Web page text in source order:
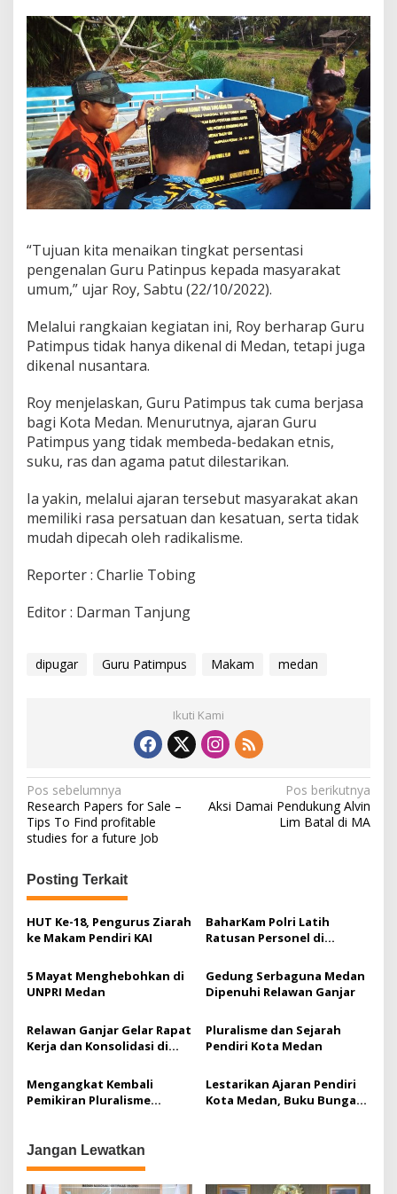
“Tujuan kita menaikan tingkat persentasi
pengenalan Guru Patinpus kepada masyarakat
umum,” ujar Roy, Sabtu (22/10/2022).
Melalui rangkaian kegiatan ini, Roy berharap Guru
Patimpus tidak hanya dikenal di Medan, tetapi juga
dikenal nusantara.
Roy menjelaskan, Guru Patimpus tak cuma berjasa
bagi Kota Medan. Menurutnya, ajaran Guru
Patimpus yang tidak membeda-bedakan etnis,
suku, ras dan agama patut dilestarikan.
Ia yakin, melalui ajaran tersebut masyarakat akan
memiliki rasa persatuan dan kesatuan, serta tidak
mudah dipecah oleh radikalisme.
Reporter : Charlie Tobing
Editor : Darman Tanjung
dipugar Guru Patimpus Makam medan
Ikuti Kami
N
a
v
i
g
a
s
i
p
s
Pos sebelumnya
Research Papers for Sale –
Tips To Find profitable
studies for a future Job
Pos berikutnya
Aksi Damai Pendukung Alvin
Lim Batal di MA
Posting Terkait
HUT Ke-18, Pengurus Ziarah
ke Makam Pendiri KAI
BaharKam Polri Latih
Ratusan Personel di
Destinasi Wisata Super
Prioritas Danau Toba
5 Mayat Menghebohkan di
UNPRI Medan
Gedung Serbaguna Medan
Dipenuhi Relawan Ganjar
Relawan Ganjar Gelar Rapat
Kerja dan Konsolidasi di
Pluralisme dan Sejarah
Pendiri Kota Medan
Mengangkat Kembali
Pemikiran Pluralisme
Lestarikan Ajaran Pendiri
Kota Medan, Buku Bunga
Jangan Lewatkan